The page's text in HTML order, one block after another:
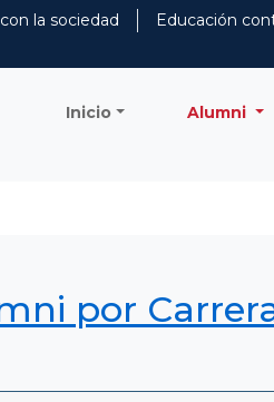
la sociedad Educación
Inicio Alumni
por